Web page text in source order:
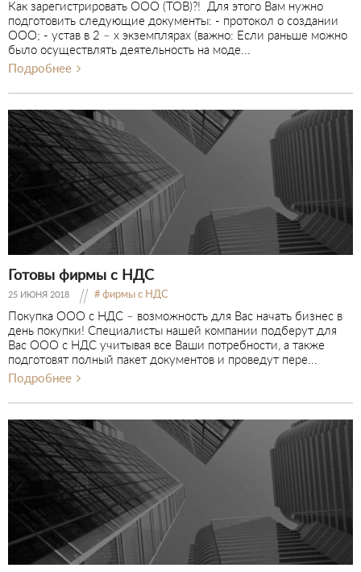
Как зарегистрировать ООО (ТОВ)?! Для этого Вам нужно
подготовить следующие документы: - протокол о создании
ООО; - устав в 2 – х экземплярах (важно: Если раньше можно
было осуществлять деятельность на моде...
Подробнее
Готовы фирмы с НДС
25 ИЮНЯ 2018 фирмы с НДС
Покупка ООО с НДС – возможность для Вас начать бизнес в
день покупки! Специалисты нашей компании подберут для
Вас ООО с НДС учитывая все Ваши потребности, а также
подготовят полный пакет документов и проведут пере...
Подробнее